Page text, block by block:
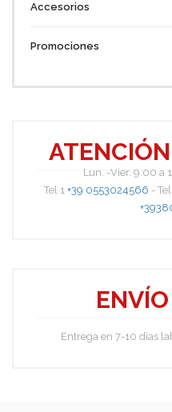
Accesorios
Promociones
Lun. -Vier. 9.00 a
Tel 1 +39 0553024566 -
Entrega en 7-10 días